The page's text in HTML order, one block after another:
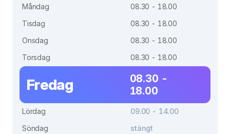
Måndag
08.30 - 18.00
Tisdag
08.30 - 18.00
Onsdag
08.30 - 18.00
Torsdag
08.30 - 18.00
Fredag
08.30 -
18.00
Lördag
09.00 - 14.00
Söndag
stängt